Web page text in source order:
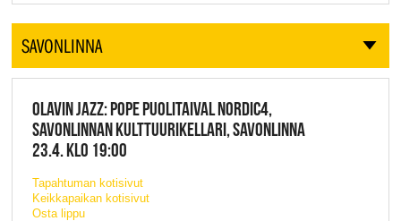
SAVONLINNA
OLAVIN JAZZ: POPE PUOLITAIVAL NORDIC4,
SAVONLINNAN KULTTUURIKELLARI, SAVONLINNA
23.4. KLO 19:00
Tapahtuman kotisivut
Keikkapaikan kotisivut
Osta lippu